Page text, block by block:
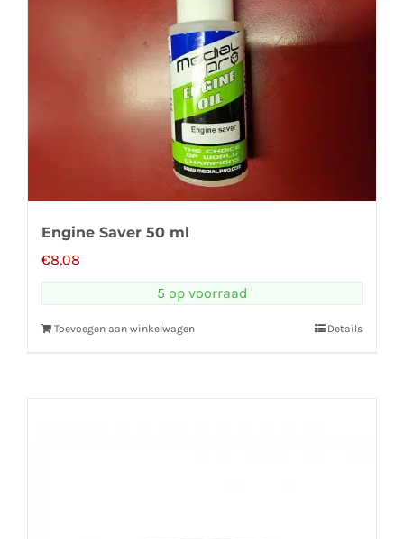
Engine Saver 50 ml
€8,08
5 op voorraad
Toevoegen aan winkelwagen Details